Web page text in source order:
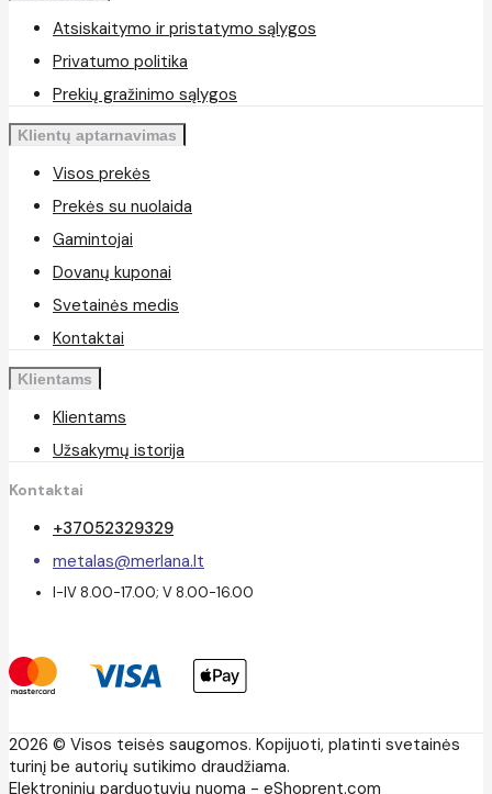
Atsiskaitymo ir pristatymo sąlygos
Privatumo politika
Prekių gražinimo sąlygos
Klientų aptarnavimas
Visos prekės
Prekės su nuolaida
Gamintojai
Dovanų kuponai
Svetainės medis
Kontaktai
Klientams
Klientams
Užsakymų istorija
Kontaktai
+37052329329
metalas@merlana.lt
I-IV 8.00-17.00; V 8.00-16.00
2026 © Visos teisės saugomos. Kopijuoti, platinti svetainės
turinį be autorių sutikimo draudžiama.
Elektroninių parduotuvių nuoma - eShoprent.com